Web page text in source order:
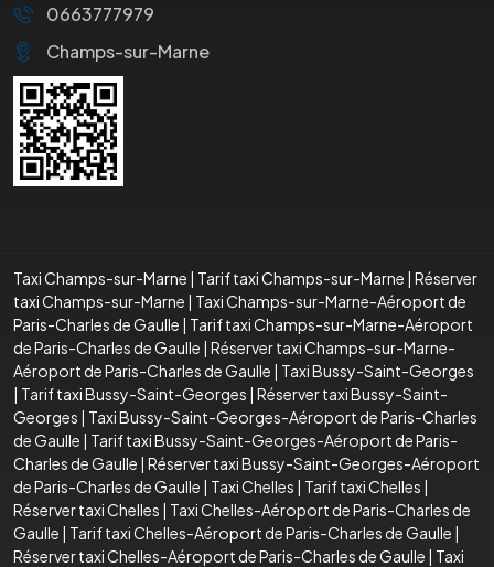
0663777979
Champs-sur-Marne
Taxi Champs-sur-Marne | Tarif taxi Champs-sur-Marne | Réserver
taxi Champs-sur-Marne | Taxi Champs-sur-Marne-Aéroport de
Paris-Charles de Gaulle | Tarif taxi Champs-sur-Marne-Aéroport
de Paris-Charles de Gaulle | Réserver taxi Champs-sur-Marne-
Aéroport de Paris-Charles de Gaulle | Taxi Bussy-Saint-Georges
| Tarif taxi Bussy-Saint-Georges | Réserver taxi Bussy-Saint-
Georges | Taxi Bussy-Saint-Georges-Aéroport de Paris-Charles
de Gaulle | Tarif taxi Bussy-Saint-Georges-Aéroport de Paris-
Charles de Gaulle | Réserver taxi Bussy-Saint-Georges-Aéroport
de Paris-Charles de Gaulle | Taxi Chelles | Tarif taxi Chelles |
Réserver taxi Chelles | Taxi Chelles-Aéroport de Paris-Charles de
Gaulle | Tarif taxi Chelles-Aéroport de Paris-Charles de Gaulle |
Réserver taxi Chelles-Aéroport de Paris-Charles de Gaulle | Taxi